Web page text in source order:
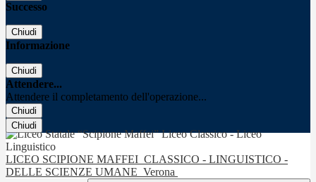
Successo
Chiudi
Informazione
Chiudi
Attendere...
Attendere il completamento dell'operazione...
Chiudi
Chiudi
LICEO SCIPIONE MAFFEI CLASSICO - LINGUISTICO -
DELLE SCIENZE UMANE Verona